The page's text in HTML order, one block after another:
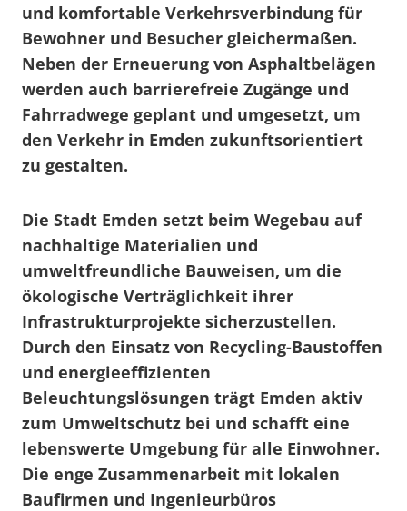
und komfortable Verkehrsverbindung für
Bewohner und Besucher gleichermaßen.
Neben der Erneuerung von Asphaltbelägen
werden auch barrierefreie Zugänge und
Fahrradwege geplant und umgesetzt, um
den Verkehr in Emden zukunftsorientiert
zu gestalten.
Die Stadt Emden setzt beim Wegebau auf
nachhaltige Materialien und
umweltfreundliche Bauweisen, um die
ökologische Verträglichkeit ihrer
Infrastrukturprojekte sicherzustellen.
Durch den Einsatz von Recycling-Baustoffen
und energieeffizienten
Beleuchtungslösungen trägt Emden aktiv
zum Umweltschutz bei und schafft eine
lebenswerte Umgebung für alle Einwohner.
Die enge Zusammenarbeit mit lokalen
Baufirmen und Ingenieurbüros